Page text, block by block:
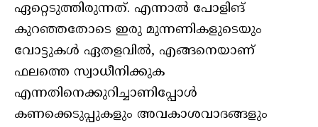
ഏറ്റെടുത്തിരുന്നത്. എന്നാൽ പോളിങ്
കുറഞ്ഞതോടെ ഇരു മുന്നണികളുടെയും
വോട്ടുകൾ ഏതളവിൽ, എങ്ങനെയാണ്
ഫലത്തെ സ്വാധീനിക്കുക
എന്നതിനെക്കുറിച്ചാണിപ്പോൾ
കണക്കെടുപ്പുകളും അവകാശവാദങ്ങളും